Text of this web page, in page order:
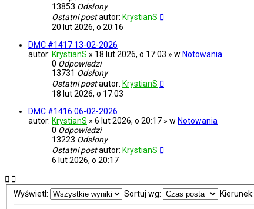
13853 Odsłony
Ostatni postautor: KrystianS
20 lut 2026, o 20:16
DMC #1417 13-02-2026
autor: KrystianS » 18 lut 2026, o 17:03 » w Notowania
0 Odpowiedzi
13731 Odsłony
Ostatni postautor: KrystianS
18 lut 2026, o 17:03
DMC #1416 06-02-2026
autor: KrystianS » 6 lut 2026, o 20:17 » w Notowania
0 Odpowiedzi
13223 Odsłony
Ostatni postautor: KrystianS
6 lut 2026, o 20:17
Wyświetl: Sortuj wg: Kierunek: